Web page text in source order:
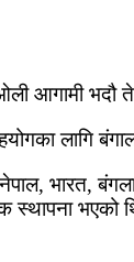
ओली आगामी
लागि
भारत,
स्थापना भएको